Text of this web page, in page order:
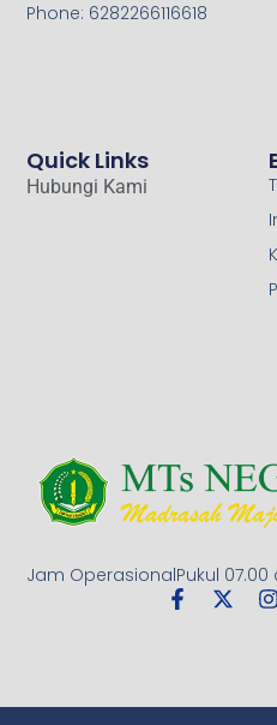
Jam OperasionalPukul 07.00
Quick Links
Hubungi Kami
Phone: 6282266116618